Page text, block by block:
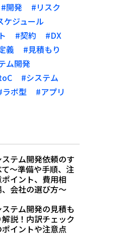
#開発
#リスク
ケジュール
#契約
#DX
義
#見積もり
ム開発
#システム
ラボ型 #アプリ
ステム開発依頼のす
～準備や手順、注
ポイント、費用相
会社の選び方～
ステム開発の見積も
解説！内訳チェック
ポイントや注意点